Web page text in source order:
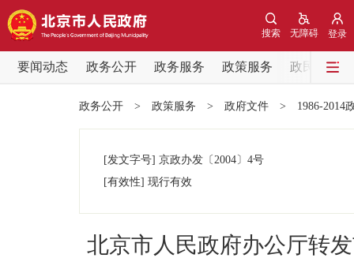
登录
无障碍
搜索
要闻动态 政务公开 政务服务 政策服务
政民互动
党中央精神
政务公开 > 政策服务 > 政府文件 > 1986-2014
[发文字号] 京政办发 〔2004〕 4号
[有效性] 现行有效
北京市人民政府办公厅转